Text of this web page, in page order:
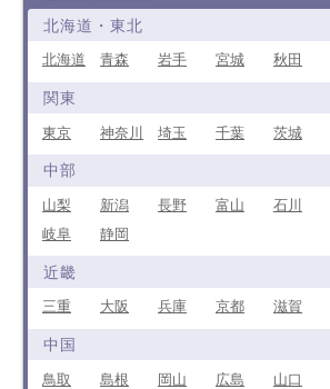
北海道・東北
北海道 青森 岩手 宮城 秋田
関東
東京 神奈川 埼玉 千葉 茨城
中部
山梨 新潟 長野 富山 石川
岐阜
静岡
近畿
三重 大阪 兵庫 京都 滋賀
中国
鳥取 島根 岡山 広島 山口